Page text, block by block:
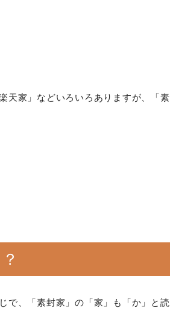
天家」などいろいろありますが、「素
で、「素封家」の「家」も「か」と読